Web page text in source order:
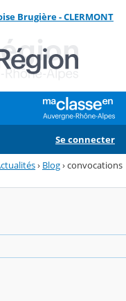
Brugière - CLERMONT
Se connecter
› Blog›convocations